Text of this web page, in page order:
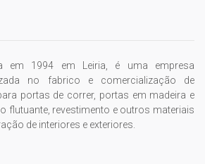
em 1994 em Leiria, é uma empresa
no fabrico e comercialização de
portas de correr, portas em madeira e
flutuante, revestimento e outros materiais
de interiores e exteriores.